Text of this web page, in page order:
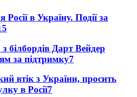
Росії в Україну. Події за
білбордів Дарт Вейдер
за підтримку7
втік з України, просить
в Росії7